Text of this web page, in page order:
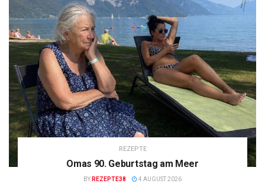
REZEPTE
Omas 90. Geburtstag am Meer
BY REZEPTE38 4 AUGUST 2026